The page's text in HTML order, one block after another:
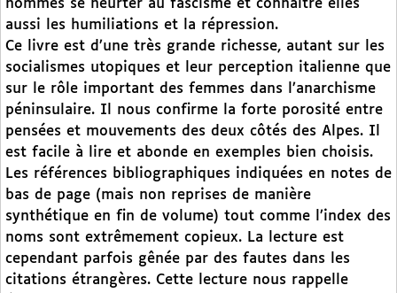
hommes se heurter au fascisme et connaître elles
aussi les humiliations et la répression.
Ce livre est d’une très grande richesse, autant sur les
socialismes utopiques et leur perception italienne que
sur le rôle important des femmes dans l’anarchisme
péninsulaire. Il nous confirme la forte porosité entre
pensées et mouvements des deux côtés des Alpes. Il
est facile à lire et abonde en exemples bien choisis.
Les références bibliographiques indiquées en notes de
bas de page (mais non reprises de manière
synthétique en fin de volume) tout comme l’index des
noms sont extrêmement copieux. La lecture est
cependant parfois gênée par des fautes dans les
citations étrangères. Cette lecture nous rappelle